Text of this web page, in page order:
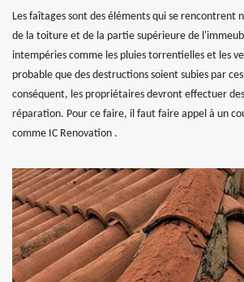
Les faîtages sont des éléments qui se rencontrent
de la toiture et de la partie supérieure de
intempéries comme les pluies torrentielles et les
probable que des destructions soient subies par
conséquent, les propriétaires devront effectuer
réparation. Pour ce faire, il faut faire appel à un
comme IC Renovation .